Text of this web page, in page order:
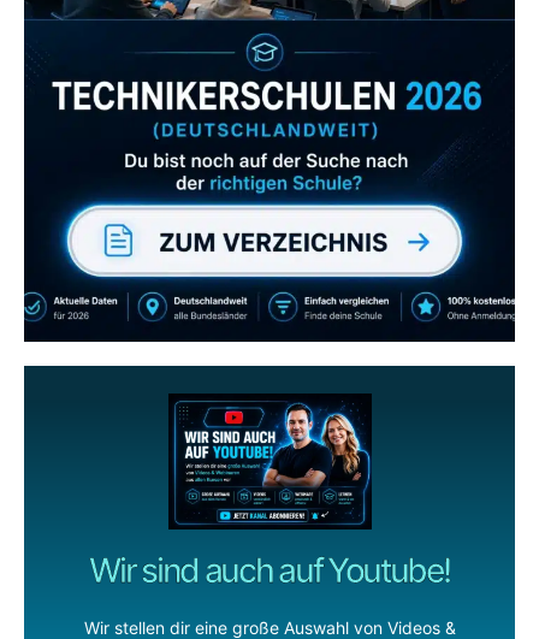
Zum Verzeichnis
Wir sind auch auf Youtube!
Wir stellen dir eine große Auswahl von Videos &
Abonniere uns auch
gerne
wenn dir unsere Videos gefallen!
ZUM YOUTUBE KANAL